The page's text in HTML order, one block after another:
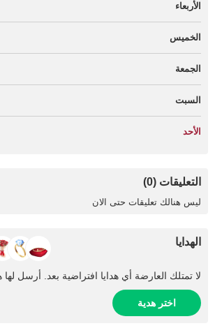
الأربعاء
الخميس
الجمعة
السبت
الأحد
التعليقات (0)
ليس هنالك تعليقات حتى الان
الهدايا
لا تمتلك العارضة أي هدايا افتراضية بعد. أرسل لها
اختر هدية